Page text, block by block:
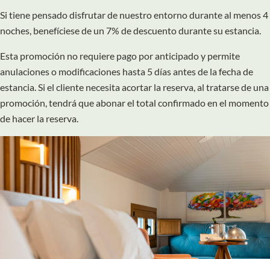
Si tiene pensado disfrutar de nuestro entorno durante al menos 4
noches, benefíciese de un 7% de descuento durante su estancia.
Esta promoción no requiere pago por anticipado y permite
anulaciones o modificaciones hasta 5 días antes de la fecha de
estancia. Si el cliente necesita acortar la reserva, al tratarse de una
promoción, tendrá que abonar el total confirmado en el momento
de hacer la reserva.